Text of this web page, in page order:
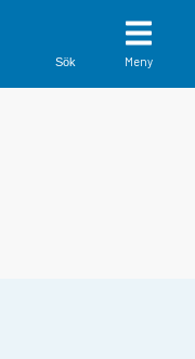
Sök Meny